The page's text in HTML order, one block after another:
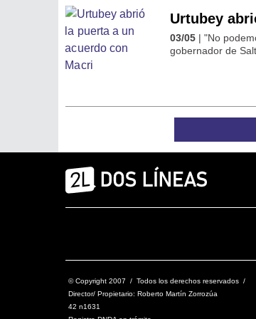
Urtubey
03/05 | "No
gobernador de
© Copyright 2007 / Todos los derechos reservados /
Director/ Propietario: Roberto Martín Zorrozúa
42 n1631